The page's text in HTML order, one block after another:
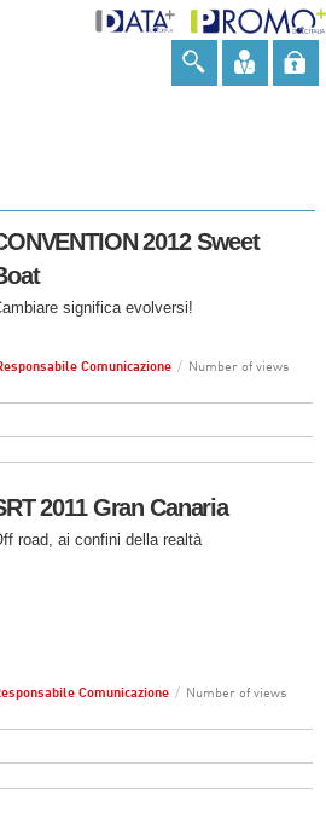
2012 Sweet
significa evolversi!
Comunicazione /
Number of views
2011 Gran Canaria
road, ai confini della realtà
Comunicazione /
Number of views